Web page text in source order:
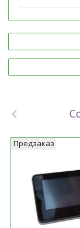
Предзаказ